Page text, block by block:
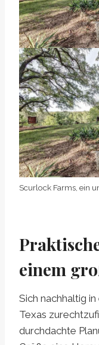
Scurlock Farms, ein
einem
Sich nachhaltig
Texas
durchdachte